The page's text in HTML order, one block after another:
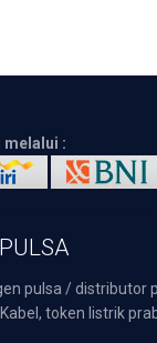
melalui :
pulsa / distributor
Kabel, token listrik